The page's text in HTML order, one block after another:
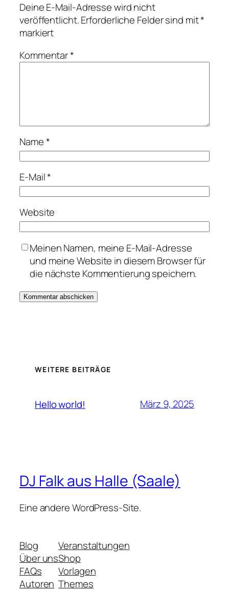
Deine E-Mail-Adresse wird nicht
veröffentlicht.Erforderliche Felder sind mit*
markiert
Kommentar*
Name*
E-Mail*
Website
Meinen Namen, meine E-Mail-Adresse
und meine Website in diesem Browser für
die nächste Kommentierung speichern.
WEITERE BEITRÄGE
Hello world! März 9, 2025
DJ Falk aus Halle (Saale)
Eine andere WordPress-Site.
Blog
Über uns
FAQs
Autoren
Veranstaltungen
Shop
Vorlagen
Themes